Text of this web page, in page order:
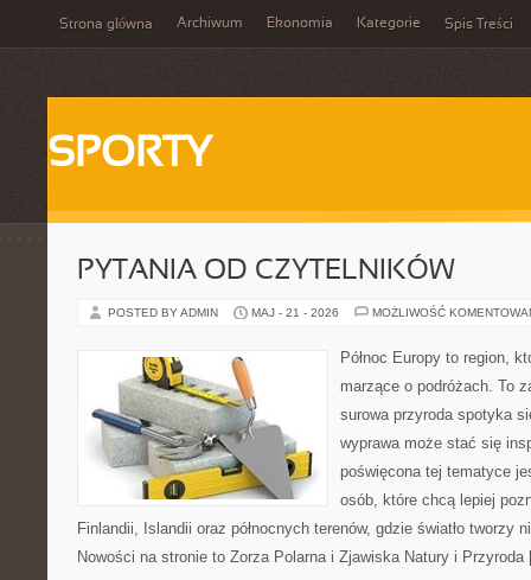
Strona główna Archiwum Ekonomia Kategorie Spis Treści
SPORTY
PYTANIA OD CZYTELNIKÓW
POSTED BY ADMIN MAJ - 21 - 2026 MOŻLIWOŚĆ
Północ Europy to region,
marzące o podróżach. To
surowa przyroda spotyka
wyprawa może stać się
poświęcona tej tematyce
osób, które chcą lepiej
Finlandii, Islandii oraz północnych terenów, gdzie światło tworzy
Nowości na stronie to Zorza Polarna i Zjawiska Natury i